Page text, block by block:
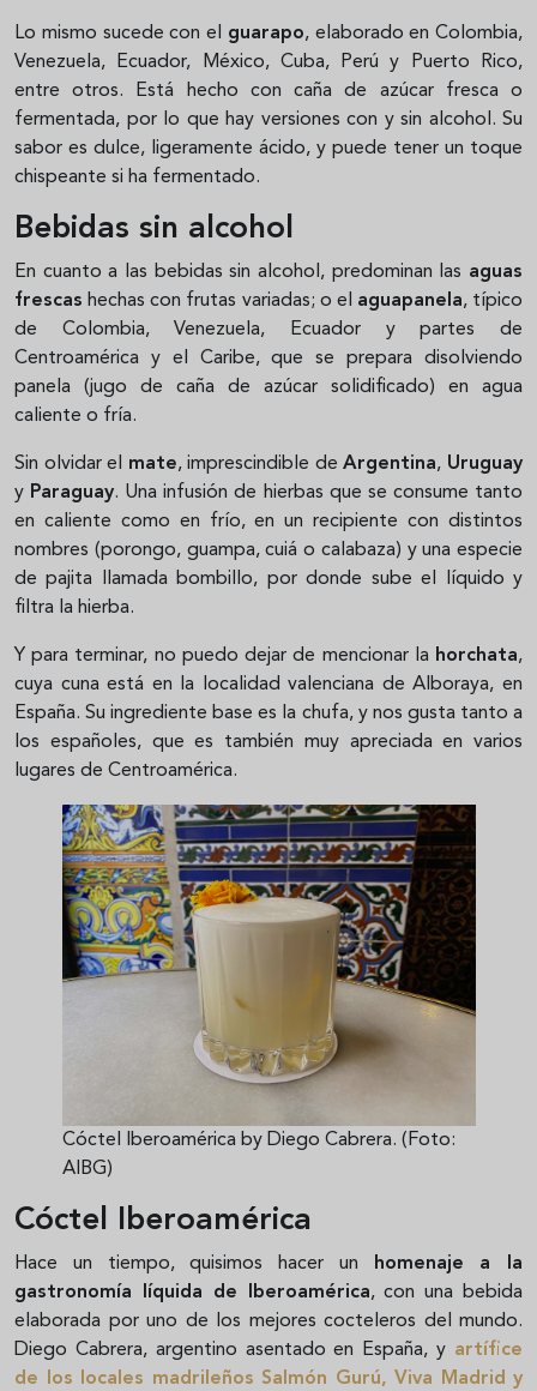
Lo mismo sucede con el guarapo, elaborado en Colombia,
Venezuela, Ecuador, México, Cuba, Perú y Puerto Rico,
entre otros. Está hecho con caña de azúcar fresca o
fermentada, por lo que hay versiones con y sin alcohol. Su
sabor es dulce, ligeramente ácido, y puede tener un toque
chispeante si ha fermentado.
Bebidas sin alcohol
En cuanto a las bebidas sin alcohol, predominan las aguas
frescas hechas con frutas variadas; o el aguapanela, típico
de Colombia, Venezuela, Ecuador y partes de
Centroamérica y el Caribe, que se prepara disolviendo
panela (jugo de caña de azúcar solidificado) en agua
caliente o fría.
Sin olvidar el mate, imprescindible deArgentina, Uruguay
y Paraguay. Una infusión de hierbas que se consume tanto
en caliente como en frío, en un recipiente con distintos
nombres (porongo, guampa, cuiá o calabaza) y una especie
de pajita llamada bombillo, por donde sube el líquido y
filtra la hierba.
Y para terminar, no puedo dejar de mencionar la horchata,
cuya cuna está en la localidad valenciana de Alboraya, en
España. Su ingrediente base es la chufa, y nos gusta tanto a
los españoles, que es también muy apreciada en varios
lugares de Centroamérica.
Cóctel Iberoamérica by Diego Cabrera. (Foto:
AIBG)
Cóctel Iberoamérica
Hace un tiempo, quisimos hacer un
homenaje a la
gastronomía líquida de Iberoamérica, con una bebida
elaborada por uno de los mejores cocteleros del mundo.
Diego Cabrera, argentino asentado en España, y artífice
de los locales madrileños Salmón Gurú, Viva Madrid y